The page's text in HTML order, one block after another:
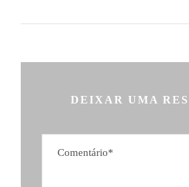
DEIXAR UMA